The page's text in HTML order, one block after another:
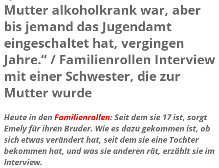
Mutter alkoholkrank war, aber
bis jemand das Jugendamt
eingeschaltet hat, vergingen
Jahre.“ / Familienrollen Interview
mit einer Schwester, die zur
Mutter wurde
Heute in denFamilienrollen: Seit dem sie 17 ist, sorgt
Emely für ihren Bruder. Wie es dazu gekommen ist, ob
sich etwas verändert hat, seit dem sie eine Tochter
bekommen hat, und was sie anderen rät, erzählt sie im
Interview.